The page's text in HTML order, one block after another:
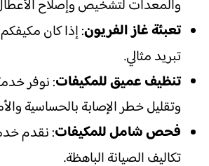
والمعدات لتشخيص وإصلاح
تعبئة غاز الفريون: إذا كان
تبريد مثالي.
تنظيف عميق للمكيفات: نوفر
وتقليل خطر الإصابة بالحساسية
فحص شامل للمكيفات: نقدم
تكاليف الصيانة الباهظة.